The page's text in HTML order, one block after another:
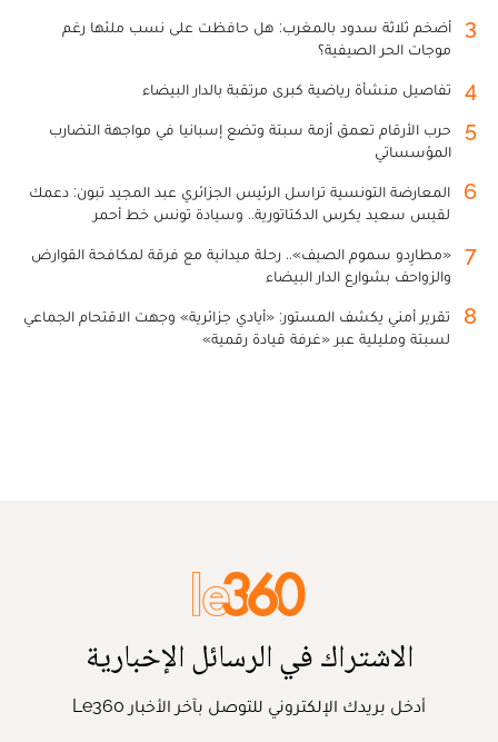
3
أضخم ثلاثة سدود بالمغرب: هل حافظت على نسب ملئها رغم
موجات الحر الصيفية؟
4 تفاصيل منشأة رياضية كبرى مرتقبة بالدار البيضاء
5
حرب الأرقام تعمق أزمة سبتة وتضع إسبانيا في مواجهة التضارب
المؤسساتي
6
المعارضة التونسية تراسل الرئيس الجزائري عبد المجيد تبون: دعمك
لقيس سعيد يكرس الدكتاتورية.. وسيادة تونس خط أحمر
7
«مطارِدو سموم الصيف».. رحلة ميدانية مع فرقة لمكافحة القوارض
والزواحف بشوارع الدار البيضاء
8
تقرير أمني يكشف المستور: «أيادي جزائرية» وجهت الاقتحام الجماعي
لسبتة ومليلية عبر «غرفة قيادة رقمية»
الاشتراك في الرسائل الإخبارية
أدخل بريدك الإلكتروني للتوصل بآخر الأخبار Le360